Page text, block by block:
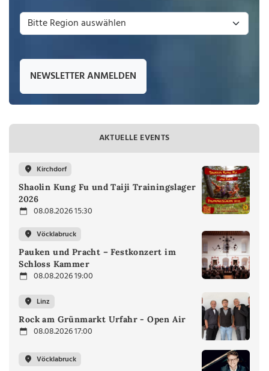
NEWSLETTER ANMELDEN
AKTUELLE EVENTS
Kirchdorf
Shaolin Kung Fu und Taiji Trainingslager
2026
08.08.2026 15:30
Vöcklabruck
Pauken und Pracht – Festkonzert im
Schloss Kammer
08.08.2026 19:00
Linz
Rock am Grünmarkt Urfahr - Open Air
08.08.2026 17:00
Vöcklabruck